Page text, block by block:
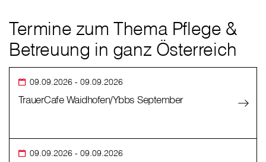
Termine zum Thema Pflege &
Betreuung in ganz Österreich
09.09.2026 - 09.09.2026
TrauerCafe Waidhofen/Ybbs September
09.09.2026 - 09.09.2026